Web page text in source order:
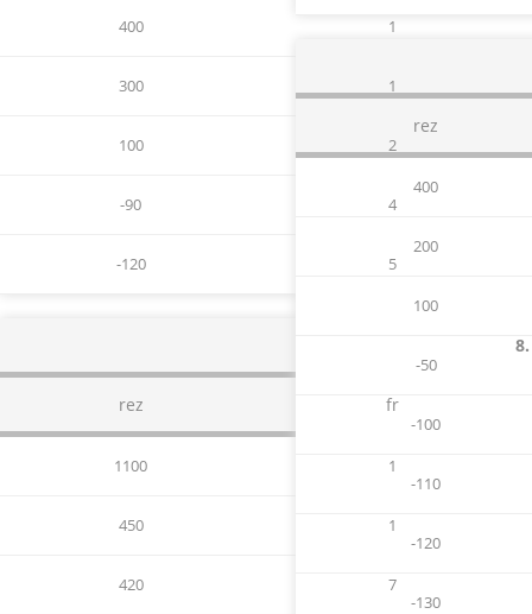
400 1
300 1
100 2
-90 4
-120 5
8.
rez fr
1100 1
450 1
420 7
rez
400
200
100
-50
-100
-110
-120
-130